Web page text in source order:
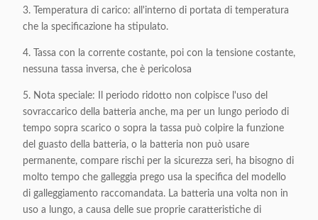
3. Temperatura di carico: all'interno di portata di temperatura
che la specificazione ha stipulato.
4. Tassa con la corrente costante, poi con la tensione costante,
nessuna tassa inversa, che è pericolosa
5. Nota speciale: Il periodo ridotto non colpisce l'uso del
sovraccarico della batteria anche, ma per un lungo periodo di
tempo sopra scarico o sopra la tassa può colpire la funzione
del guasto della batteria, o la batteria non può usare
permanente, compare rischi per la sicurezza seri, ha bisogno di
molto tempo che galleggia prego usa la specifica del modello
di galleggiamento raccomandata. La batteria una volta non in
uso a lungo, a causa delle sue proprie caratteristiche di